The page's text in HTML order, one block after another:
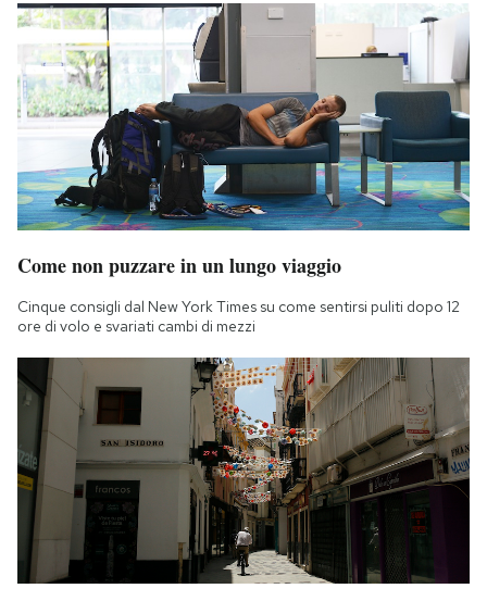
Come non puzzare in un lungo viaggio
Cinque consigli dal New York Times su come sentirsi puliti dopo 12
ore di volo e svariati cambi di mezzi